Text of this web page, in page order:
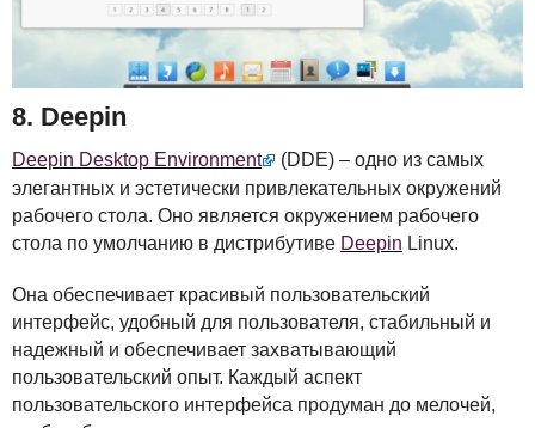
8. Deepin
Deepin Desktop Environment (DDE) – одно из самых
элегантных и эстетически привлекательных окружений
рабочего стола. Оно является окружением рабочего
стола по умолчанию в дистрибутиве Deepin Linux.
Она обеспечивает красивый пользовательский
интерфейс, удобный для пользователя, стабильный и
надежный и обеспечивает захватывающий
пользовательский опыт. Каждый аспект
пользовательского интерфейса продуман до мелочей,